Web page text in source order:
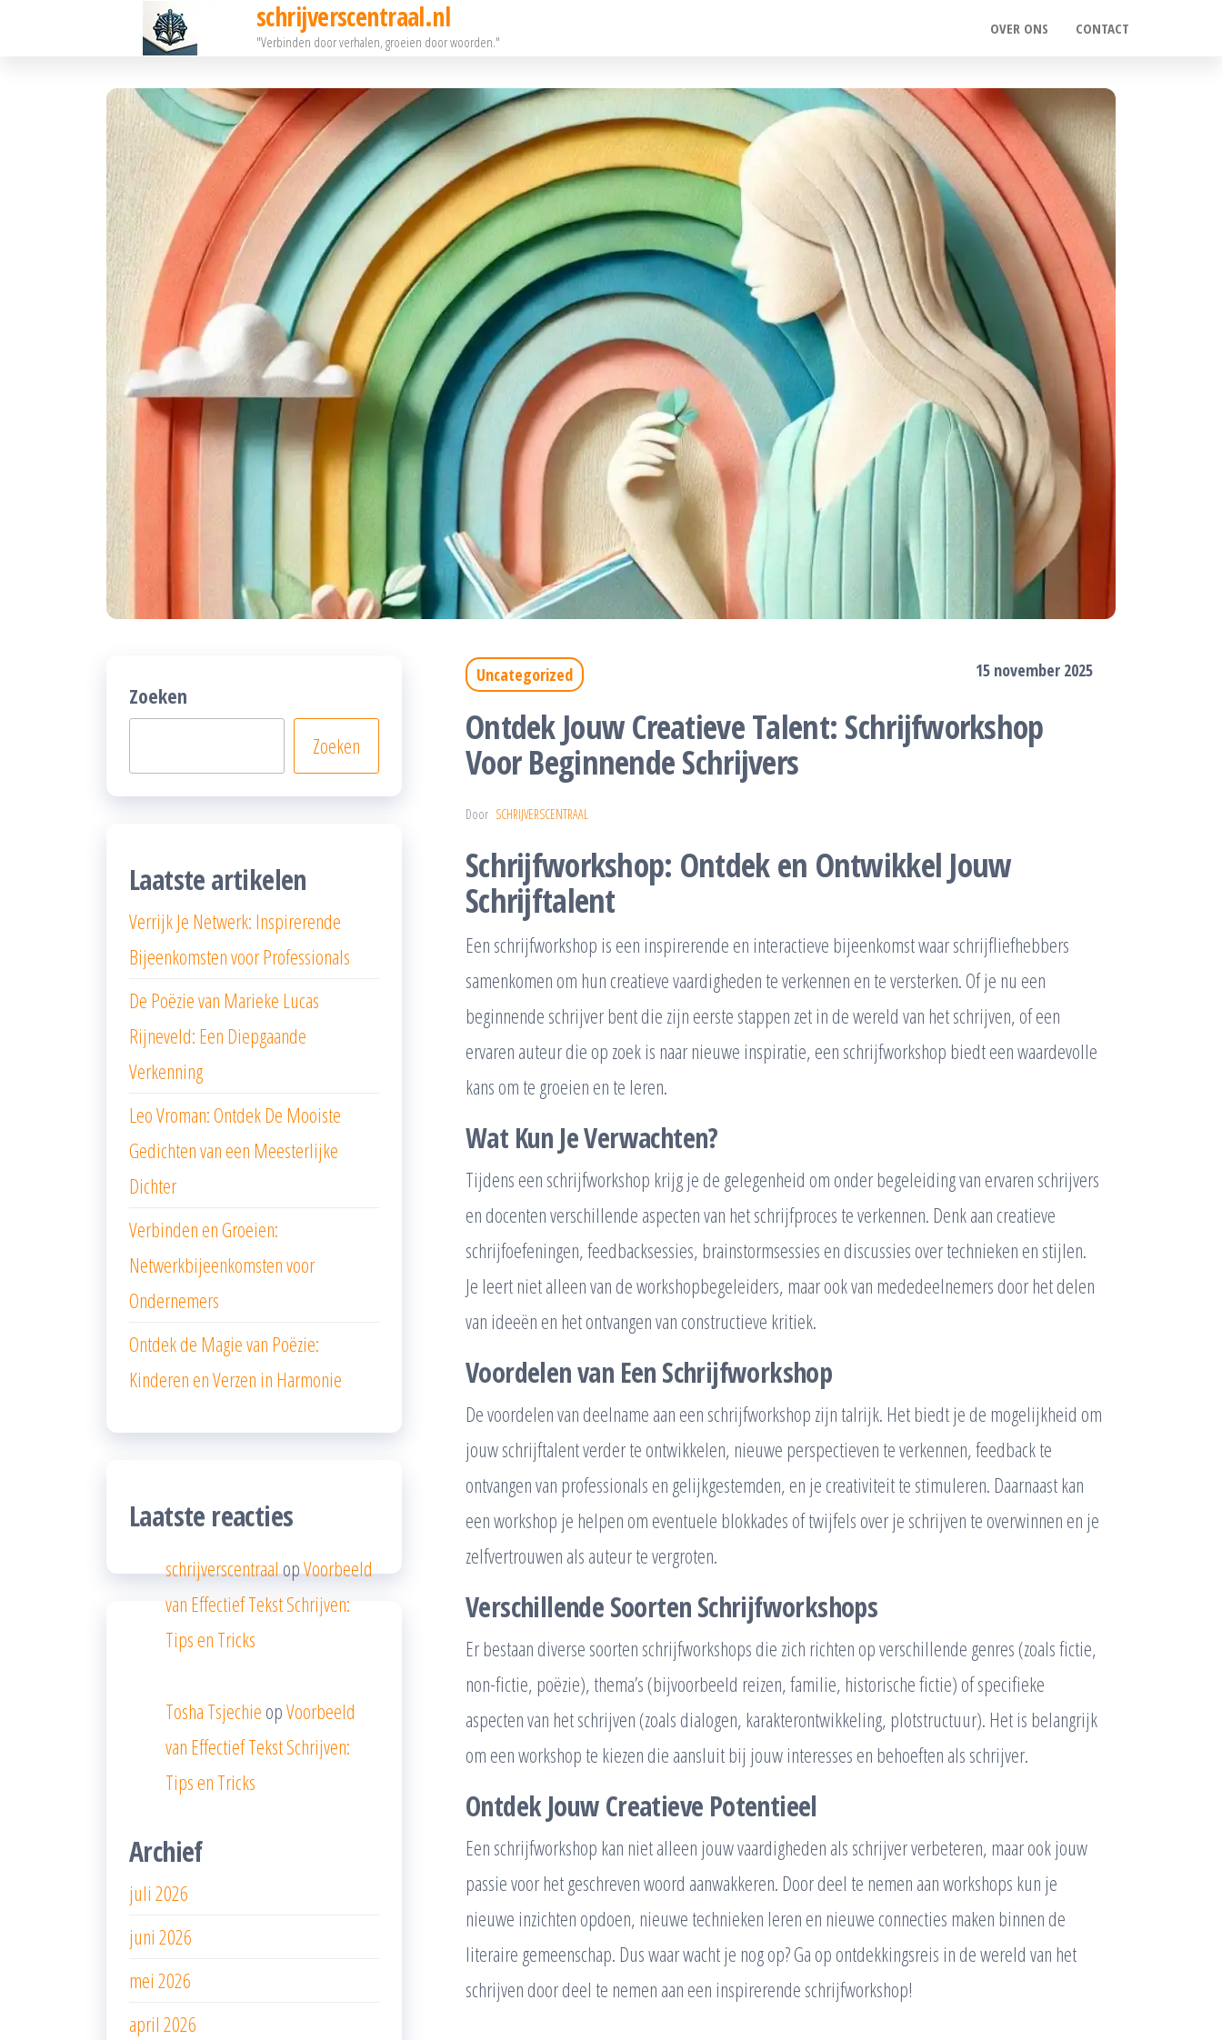
schrijverscentraal.nl
"Verbinden door verhalen, groeien door woorden."
OVER ONS CONTACT
Uncategorized 15 november 2025
Ontdek Jouw Creatieve Talent: Schrijfworkshop
Voor Beginnende Schrijvers
Door SCHRIJVERSCENTRAAL
Schrijfworkshop: Ontdek en Ontwikkel Jouw
Schrijftalent
Een schrijfworkshop is een inspirerende en interactieve bijeenkomst waar schrijfliefhebbers
samenkomen om hun creatieve vaardigheden te verkennen en te versterken. Of je nu een
beginnende schrijver bent die zijn eerste stappen zet in de wereld van het schrijven, of een
ervaren auteur die op zoek is naar nieuwe inspiratie, een schrijfworkshop biedt een waardevolle
kans om te groeien en te leren.
Wat Kun Je Verwachten?
Tijdens een schrijfworkshop krijg je de gelegenheid om onder begeleiding van ervaren schrijvers
en docenten verschillende aspecten van het schrijfproces te verkennen. Denk aan creatieve
schrijfoefeningen, feedbacksessies, brainstormsessies en discussies over technieken en stijlen.
Je leert niet alleen van de workshopbegeleiders, maar ook van mededeelnemers door het delen
van ideeën en het ontvangen van constructieve kritiek.
Voordelen van Een Schrijfworkshop
De voordelen van deelname aan een schrijfworkshop zijn talrijk. Het biedt je de mogelijkheid om
jouw schrijftalent verder te ontwikkelen, nieuwe perspectieven te verkennen, feedback te
ontvangen van professionals en gelijkgestemden, en je creativiteit te stimuleren. Daarnaast kan
een workshop je helpen om eventuele blokkades of twijfels over je schrijven te overwinnen en je
zelfvertrouwen als auteur te vergroten.
Verschillende Soorten Schrijfworkshops
Er bestaan diverse soorten schrijfworkshops die zich richten op verschillende genres (zoals fictie,
non-fictie, poëzie), thema’s (bijvoorbeeld reizen, familie, historische fictie) of specifieke
aspecten van het schrijven (zoals dialogen, karakterontwikkeling, plotstructuur). Het is belangrijk
om een workshop te kiezen die aansluit bij jouw interesses en behoeften als schrijver.
Ontdek Jouw Creatieve Potentieel
Een schrijfworkshop kan niet alleen jouw vaardigheden als schrijver verbeteren, maar ook jouw
passie voor het geschreven woord aanwakkeren. Door deel te nemen aan workshops kun je
nieuwe inzichten opdoen, nieuwe technieken leren en nieuwe connecties maken binnen de
literaire gemeenschap. Dus waar wacht je nog op? Ga op ontdekkingsreis in de wereld van het
schrijven door deel te nemen aan een inspirerende schrijfworkshop!
Zoeken
Zoeken
Laatste artikelen
Verrijk Je Netwerk: Inspirerende
Bijeenkomsten voor Professionals
De Poëzie van Marieke Lucas
Rijneveld: Een Diepgaande
Verkenning
Leo Vroman: Ontdek De Mooiste
Gedichten van een Meesterlijke
Dichter
Verbinden en Groeien:
Netwerkbijeenkomsten voor
Ondernemers
Ontdek de Magie van Poëzie:
Kinderen en Verzen in Harmonie
Laatste reacties
schrijverscentraalopVoorbeeld
van Effectief Tekst Schrijven:
Tips en Tricks
Tosha Tsjechie opVoorbeeld
van Effectief Tekst Schrijven:
Tips en Tricks
Archief
juli 2026
juni 2026
mei 2026
april 2026